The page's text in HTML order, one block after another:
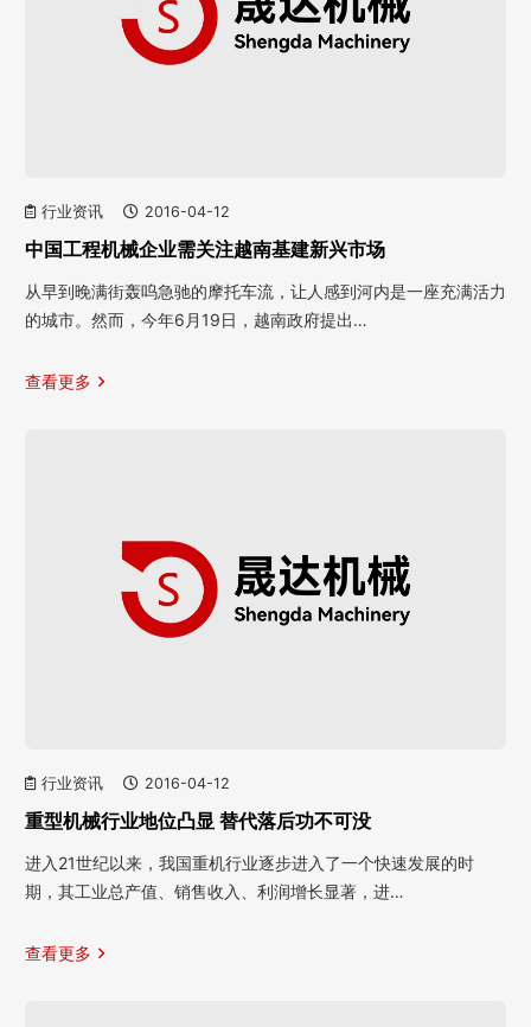
行业资讯 2016-04-12
中国工程机械企业需关注越南基建新兴市场
从早到晚满街轰呜急驰的摩托车流，让人感到河内是一座充满活力
的城市。然而，今年6月19日，越南政府提出…
查看更多
行业资讯 2016-04-12
重型机械行业地位凸显 替代落后功不可没
进入21世纪以来，我国重机行业逐步进入了一个快速发展的时
期，其工业总产值、销售收入、利润增长显著，进…
查看更多